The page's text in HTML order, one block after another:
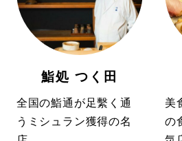
鮨処 つく田
全国の鮨通が足繫く通
うミシュラン獲得の名
美
の